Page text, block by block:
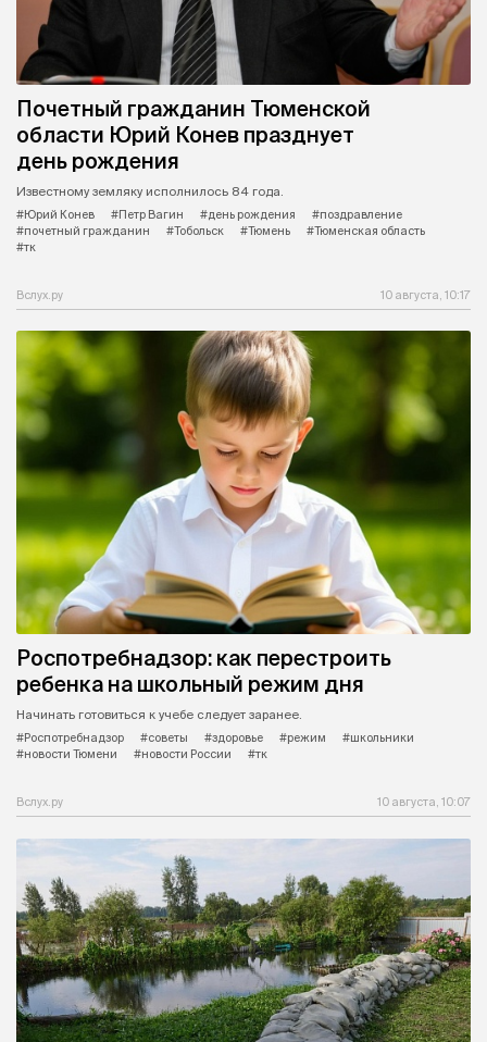
Почетный гражданин Тюменской
области Юрий Конев празднует
день рождения
Известному земляку исполнилось 84 года.
#Юрий Конев
#Петр Вагин #день рождения
#поздравление
#почетный гражданин
#Тобольск #Тюмень
#Тюменская область
#тк
Вслух.ру 10 августа, 10:17
Роспотребнадзор: как перестроить
ребенка на школьный режим дня
Начинать готовиться к учебе следует заранее.
#Роспотребнадзор
#советы #здоровье #режим
#школьники
#новости Тюмени
#новости России #тк
Вслух.ру 10 августа, 10:07